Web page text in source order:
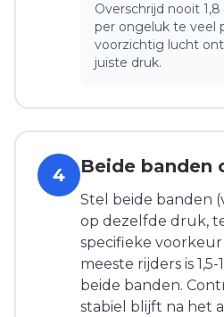
Overschrijd nooit 1,8
per ongeluk te veel
voorzichtig lucht
juiste druk.
4 Beide banden
Stel beide banden
op dezelfde druk,
specifieke
meeste rijders is
beide banden.
stabiel blijft na het